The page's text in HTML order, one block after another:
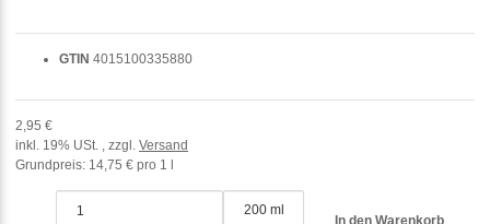
GTIN 4015100335880
2,95 €
inkl. 19% USt. , zzgl. Versand
Grundpreis: 14,75 € pro 1 l
200 ml